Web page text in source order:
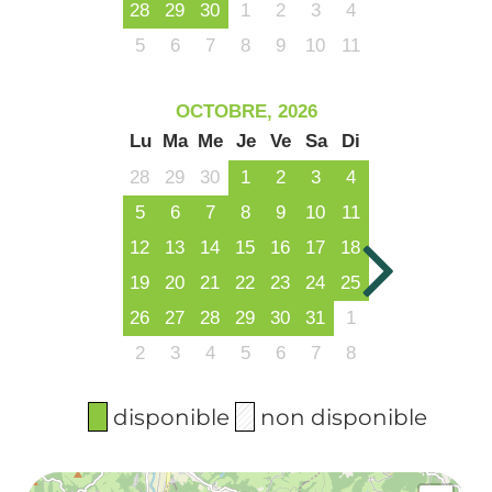
28
29 30 1 2 3
4
5
6 7 8 9 10 11
OCTOBRE, 2026
Lu
Ma Me Je Ve Sa
Di
28
29 30 1 2 3
4
5
6 7 8 9 10
11
12
13 14 15 16 17
18
19
20 21 22 23 24
25
26
27 28 29 30 31
1
2
3 4 5 6 7 8
disponible non disponible